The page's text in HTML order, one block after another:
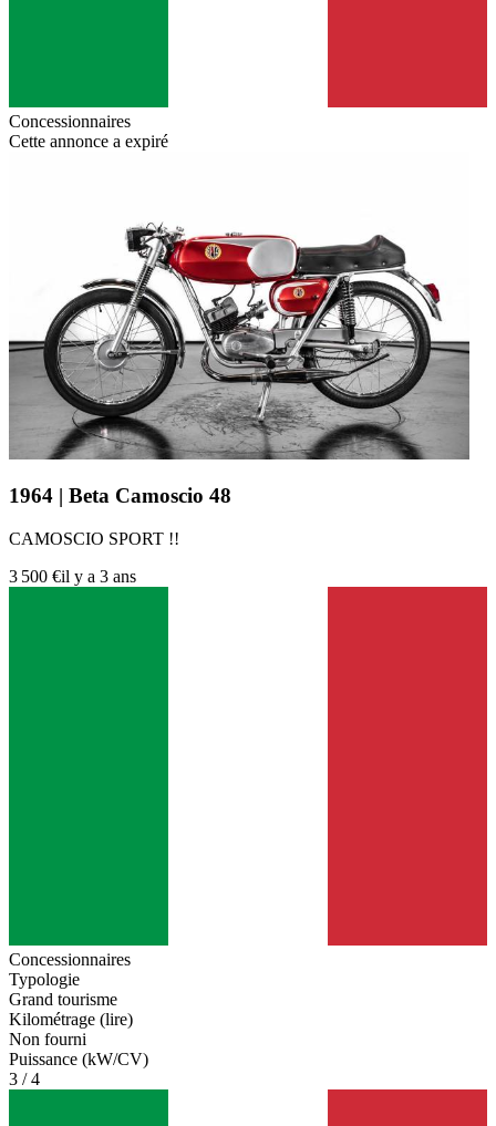
Concessionnaires
Cette annonce a expiré
1964 | Beta Camoscio 48
CAMOSCIO SPORT !!
3 500 €il y a 3 ans
Concessionnaires
Typologie
Grand tourisme
Kilométrage (lire)
Non fourni
Puissance (kW/CV)
3 / 4